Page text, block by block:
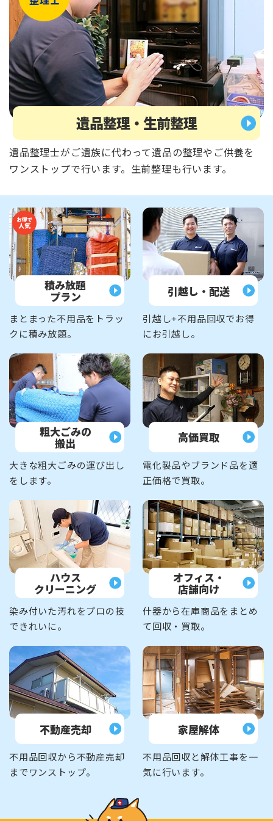
遺品整理・生前整理
遺品整理士がご遺族に代わって遺品の整理やご供養を
ワンストップで行います。生前整理も行います。
積み放題
プラン
まとまった不用品をトラッ
クに積み放題。
引越し・配送
引越し+不用品回収でお得
にお引越し。
粗大ごみの
搬出
大きな粗大ごみの運び出し
をします。
高価買取
電化製品やブランド品を適
正価格で買取。
ハウス
クリーニング
染み付いた汚れをプロの技
できれいに。
オフィス・
店舗向け
什器から在庫商品をまとめ
て回収・買取。
不動産売却
不用品回収から不動産売却
までワンストップ。
家屋解体
不用品回収と解体工事を一
気に行います。